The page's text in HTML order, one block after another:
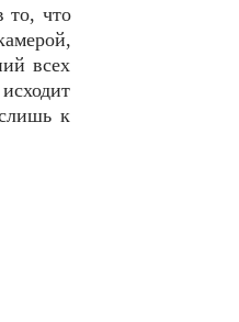
то, что
всех
к